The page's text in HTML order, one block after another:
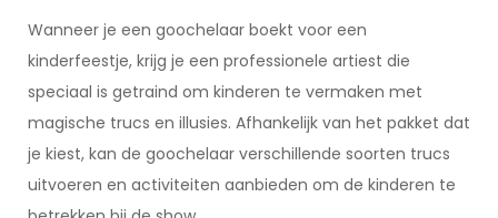
Wanneer je een goochelaar boekt voor een
kinderfeestje, krijg je een professionele artiest die
speciaal is getraind om kinderen te vermaken met
magische trucs en illusies. Afhankelijk van het pakket dat
je kiest, kan de goochelaar verschillende soorten trucs
uitvoeren en activiteiten aanbieden om de kinderen te